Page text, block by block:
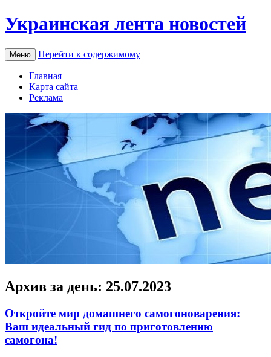
Украинская лента новостей
Меню Перейти к содержимому
Главная
Карта сайта
Реклама
Архив за день: 25.07.2023
Откройте мир домашнего самогоноварения:
Ваш идеальный гид по приготовлению
самогона!